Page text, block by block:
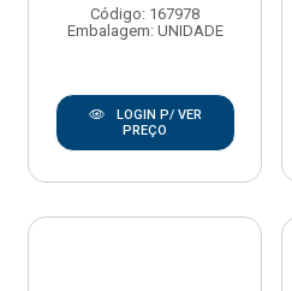
Código: 167978
Embalagem: UNIDADE
LOGIN P/ VER
PREÇO